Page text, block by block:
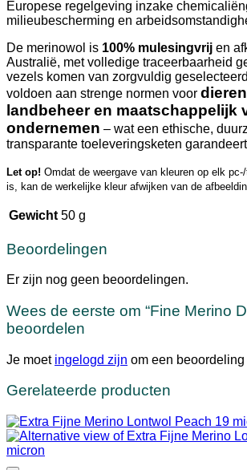
Europese regelgeving inzake
milieubescherming en
De merinowol is 100% mulesingvrij en
Australië, met volledige traceerbaarheid
vezels komen van zorgvuldig
voldoen aan strenge normen voor
landbeheer en maatschappelijk
ondernemen – wat een ethische,
transparante toeleveringsketen
Let op! Omdat de weergave van kleuren op elk
is, kan de werkelijke kleur afwijken van de
Gewicht 50 g
Beoordelingen
Er zijn nog geen beoordelingen.
Wees de eerste om “Fine Merino
beoordelen
Je moet ingelogd zijn om een beoordeling
Gerelateerde producten